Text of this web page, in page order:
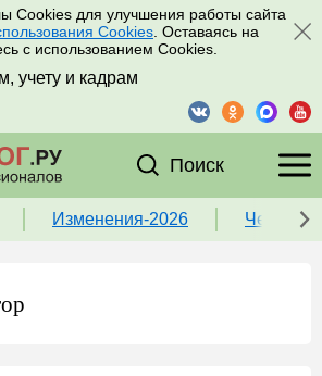
Cookies для улучшения работы сайта
Cookies . Оставаясь на
с использованием Cookies.
учету и кадрам
Поиск
Изменения-2026 Чек-